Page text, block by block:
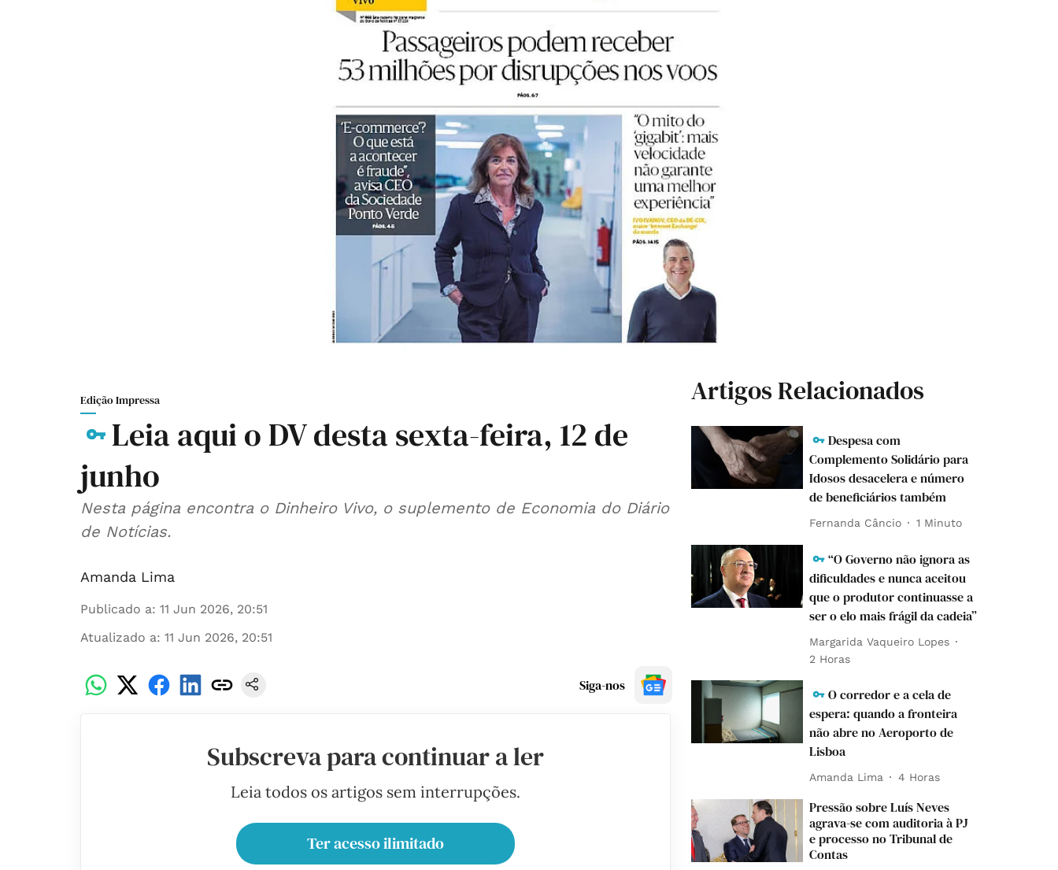
Edição Impressa
Leia aqui o DV desta sexta-feira, 12 de
junho
Nesta página encontra o Dinheiro Vivo, o suplemento de Economia do Diário
de Notícias.
Amanda Lima
Publicado a: 11 Jun 2026, 20:51
Atualizado a: 11 Jun 2026, 20:51
Siga-nos
Subscreva para continuar a ler
Leia todos os artigos sem interrupções.
Ter acesso ilimitado
Artigos Relacionados
Despesa com
Complemento Solidário para
Idosos desacelera e número
de beneficiários também
Fernanda Câncio 1 Minuto
“O Governo não ignora as
dificuldades e nunca aceitou
que o produtor continuasse a
ser o elo mais frágil da cadeia”
Margarida Vaqueiro Lopes
2 Horas
O corredor e a cela de
espera: quando a fronteira
não abre no Aeroporto de
Lisboa
Amanda Lima 4 Horas
Pressão sobre Luís Neves
agrava-se com auditoria à PJ
e processo no Tribunal de
Contas